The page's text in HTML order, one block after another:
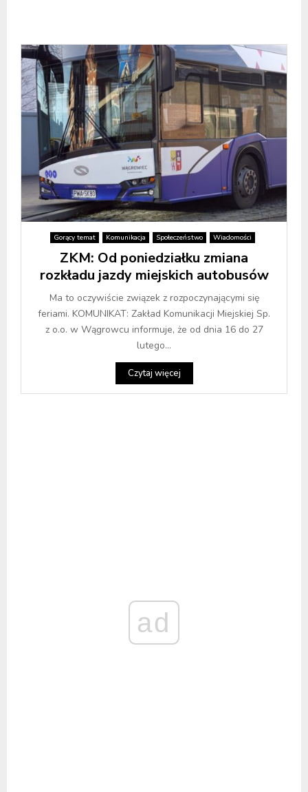
Gorący temat Komunikacja Społeczeństwo Wiadomości
ZKM: Od poniedziałku zmiana
rozkładu jazdy miejskich autobusów
Ma to oczywiście związek z rozpoczynającymi się
feriami. KOMUNIKAT: Zakład Komunikacji Miejskiej Sp.
z o.o. w Wągrowcu informuje, że od dnia 16 do 27
lutego...
Czytaj więcej
ad